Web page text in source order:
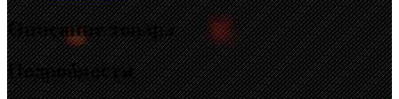
Описание товара
Подробности